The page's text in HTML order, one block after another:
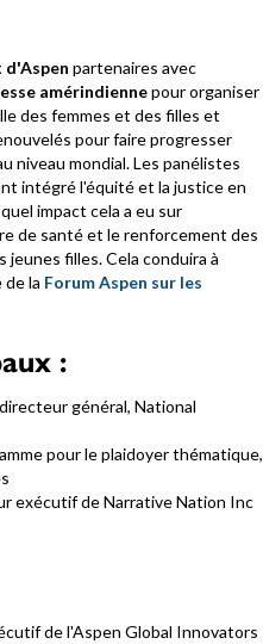
d'Aspen partenaires avec
amérindiennepour organiser
des femmes et des filles et
pour faire progresser
niveau mondial. Les panélistes
intégré l'équité et la justice en
impact cela a eu sur
de santé et le renforcement des
jeunes filles. Cela conduira à
de la Forum Aspen sur les
:
général, National
pour le plaidoyer thématique,
exécutif de Narrative Nation Inc
de l'Aspen Global Innovators